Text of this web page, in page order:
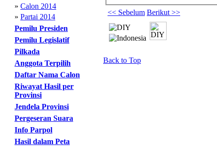
» Calon 2014
» Partai 2014
Pemilu Presiden
Pemilu Legislatif
Pilkada
Anggota Terpilih
Daftar Nama Calon
Riwayat Hasil per
Provinsi
Jendela Provinsi
Pergeseran Suara
Info Parpol
Hasil dalam Peta
<< Sebelum Berikut >>
Back to Top